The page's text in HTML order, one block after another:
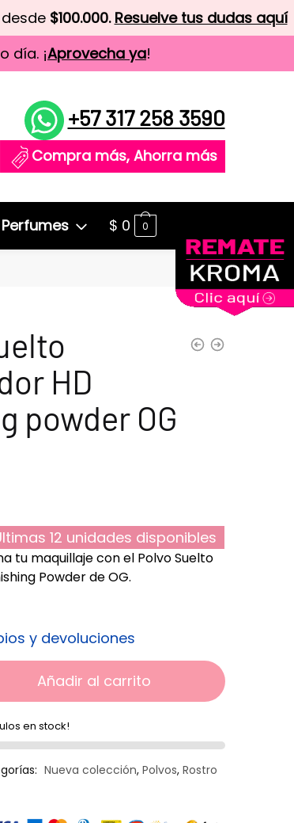
$100.000. Resuelve tus dudas aquí
día. ¡Aprovecha ya!
+57 317 258 3590
Compra más, Ahorra más
Perfumes $ 0 0
HD
powder OG
12 unidades disponibles
tu maquillaje con el Polvo Suelto
Powder de OG.
y devoluciones
Añadir al carrito
en stock!
Nueva colección,Polvos,Rostro